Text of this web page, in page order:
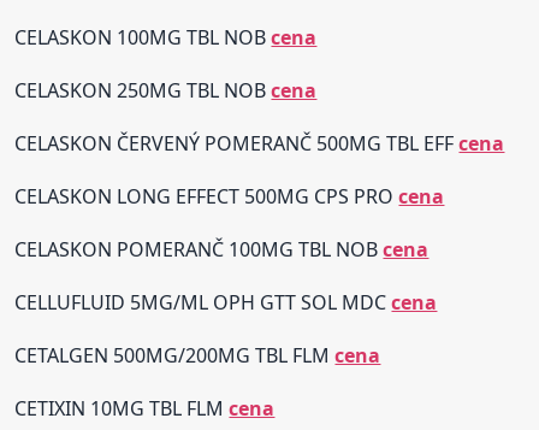
CELASKON 100MG TBL NOBcena
CELASKON 250MG TBL NOBcena
CELASKON ČERVENÝ POMERANČ 500MG TBL EFFcena
CELASKON LONG EFFECT 500MG CPS PROcena
CELASKON POMERANČ 100MG TBL NOBcena
CELLUFLUID 5MG/ML OPH GTT SOL MDCcena
CETALGEN 500MG/200MG TBL FLMcena
CETIXIN 10MG TBL FLMcena